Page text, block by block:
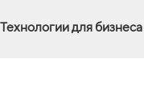
Технологии для бизнеса